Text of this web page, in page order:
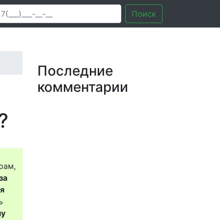
Поиск
Последние
комментарии